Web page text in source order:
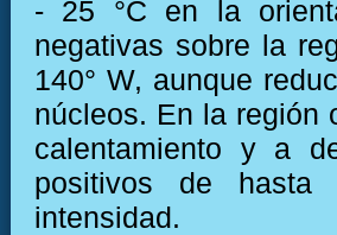
- 25 °C en la
negativas sobre la
140° W, aunque
núcleos. En la región
calentamiento y a
positivos de hasta
intensidad.